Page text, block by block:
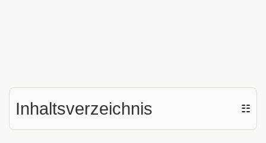
Inhaltsverzeichnis ☷